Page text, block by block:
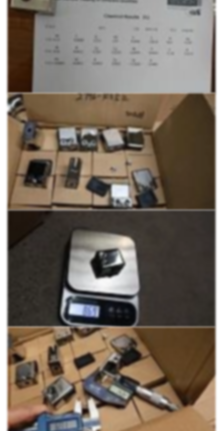
Особенность модели
Стеклодержатель подходит к любому интерьеру , можно
устанавливать как в помещении так и на открытой
местности. Часто используется как ограждение бассейнов.
Визуально стильные, долго служат и легко установить.
По виду полностью повторяет
, но существенно
дешевле своего литого аналога.
способами:
1. Для этого приваривают корпус стеклодержателя к
внешней стенке трубы стойки.
2. Либо вваривают шпильку с резьбой М6 и закрепляют
первую половину стеклодержателя на стойке, стягивая
гайкой. Вторая часть стеклодержателя присоединяется к
первой входящими в комплект специальными винтами под
шестигранный ключ. В этот момент стекло зажимается
между двумя половинками детали специальными
высокотехнологичными уплотнителями из EPDM.